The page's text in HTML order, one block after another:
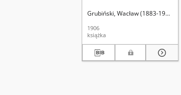
Grubiński, Wacław (1883-1973)
1906
książka